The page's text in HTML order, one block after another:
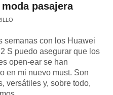
pasajera
semanas con los Huawei
S puedo asegurar que los
open-ear se han
en mi nuevo must. Son
versátiles y, sobre todo,